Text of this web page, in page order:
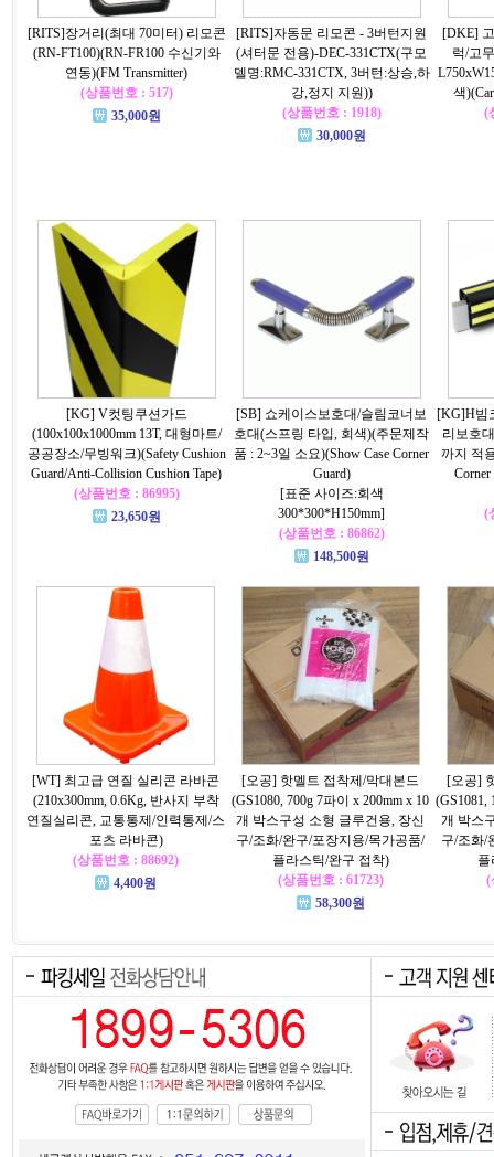
[RITS]장거리(최대 70미터) 리모콘
(RN-FT100)(RN-FR100 수신기와
연동)(FM Transmitter)
(상품번호 : 517)
35,000원
[RITS]자동문 리모콘 - 3버턴지원
(셔터문 전용)-DEC-331CTX(구모
델명:RMC-331CTX, 3버턴:상승,하
강,정지 지원))
(상품번호 : 1918)
30,000원
[DKE]
럭/고
색
(
[KG] V컷팅쿠션가드
(100x100x1000mm 13T, 대형마트/
공공장소/무빙워크)(Safety Cushion
Guard/Anti-Collision Cushion Tape)
(상품번호 : 86995)
23,650원
[SB] 쇼케이스보호대/슬림코너보
호대(스프링 타입, 회색)(주문제작
품 : 2~3일 소요)(Show Case Corner
Guard)
[표준 사이즈:회색
300*300*H150mm]
(상품번호 : 86862)
148,500원
[KG]H빔
리보호
까지 적
Corner
(
[WT] 최고급 연질 실리콘 라바콘
(210x300mm, 0.6Kg, 반사지 부착
연질실리콘, 교통통제/인력통제/스
포츠 라바콘)
(상품번호 : 88692)
4,400원
[오공] 핫멜트 접착제/막대본드
(GS1080, 700g 7파이 x 200mm x 10
개 박스구성 소형 글루건용, 장신
구/조화/완구/포장지용/목가공품/
플라스틱/완구 접착)
(상품번호 : 61723)
58,300원
[오공]
(GS1081,
개 박스
구/조화/
플
(